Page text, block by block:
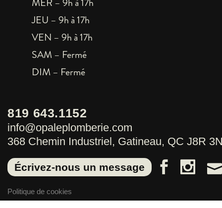
JEU – 9h à 17h
VEN – 9h à 17h
SAM – Fermé
DIM – Fermé
819 643.1152
info@opaleplomberie.com
368 Chemin Industriel, Gatineau, QC J8R
Écrivez-nous un message
Politique de cookies